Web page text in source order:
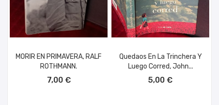
MORIR EN PRIMAVERA, RALF
ROTHMANN.
7,00 €
Quedaos En La Trinchera Y
Luego Corred, John...
5,00 €